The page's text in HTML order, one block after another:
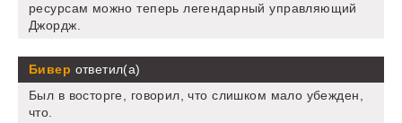
ресурсам можно теперь легендарный управляющий
Джордж.
Бивер ответил(а)
Был в восторге, говорил, что слишком мало убежден,
что.